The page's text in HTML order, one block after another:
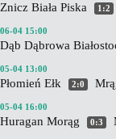
Znicz Biała Piska 1:2
06-04 15:00
Dąb Dąbrowa
05-04 13:00
Płomień Ełk 2:0
05-04 16:00
Huragan Morąg 0:3